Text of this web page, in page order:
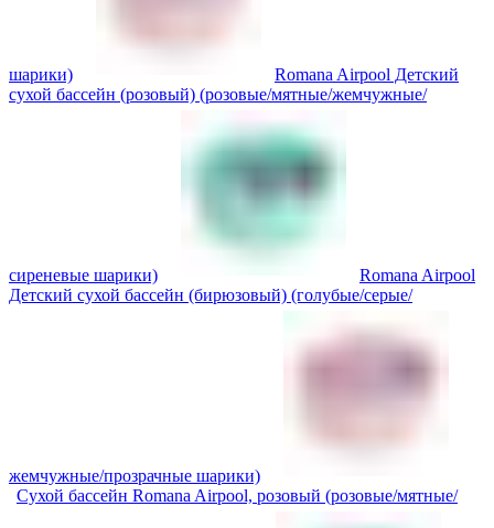
шарики)
Romana Airpool Детский
сухой бассейн (розовый) (розовые/мятные/жемчужные/
сиреневые шарики)
Romana Airpool
Детский сухой бассейн (бирюзовый) (голубые/серые/
жемчужные/прозрачные шарики)
Сухой бассейн Romana Airpool, розовый (розовые/мятные/